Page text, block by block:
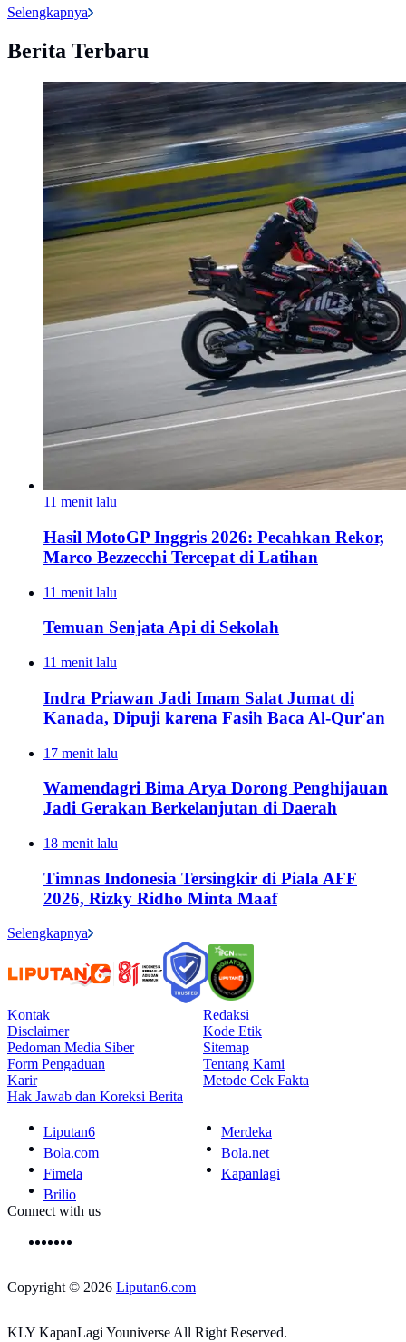
Selengkapnya
Berita Terbaru
11 menit lalu
Hasil MotoGP Inggris 2026: Pecahkan Rekor,
Marco Bezzecchi Tercepat di Latihan
11 menit lalu
Temuan Senjata Api di Sekolah
11 menit lalu
Indra Priawan Jadi Imam Salat Jumat di
Kanada, Dipuji karena Fasih Baca Al-Qur'an
17 menit lalu
Wamendagri Bima Arya Dorong Penghijauan
Jadi Gerakan Berkelanjutan di Daerah
18 menit lalu
Timnas Indonesia Tersingkir di Piala AFF
2026, Rizky Ridho Minta Maaf
Selengkapnya
Kontak
Redaksi
Disclaimer
Kode Etik
Pedoman Media Siber
Sitemap
Form Pengaduan
Tentang Kami
Karir
Metode Cek Fakta
Hak Jawab dan Koreksi Berita
Liputan6
Merdeka
Bola.com
Bola.net
Fimela
Kapanlagi
Brilio
Connect with us
Copyright © 2026 Liputan6.com
KLY KapanLagi Youniverse All Right Reserved.